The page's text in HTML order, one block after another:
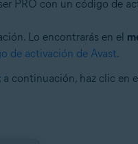
PRO con un código de
Lo encontrarás en el
de activación de Avast.
a continuación, haz clic en